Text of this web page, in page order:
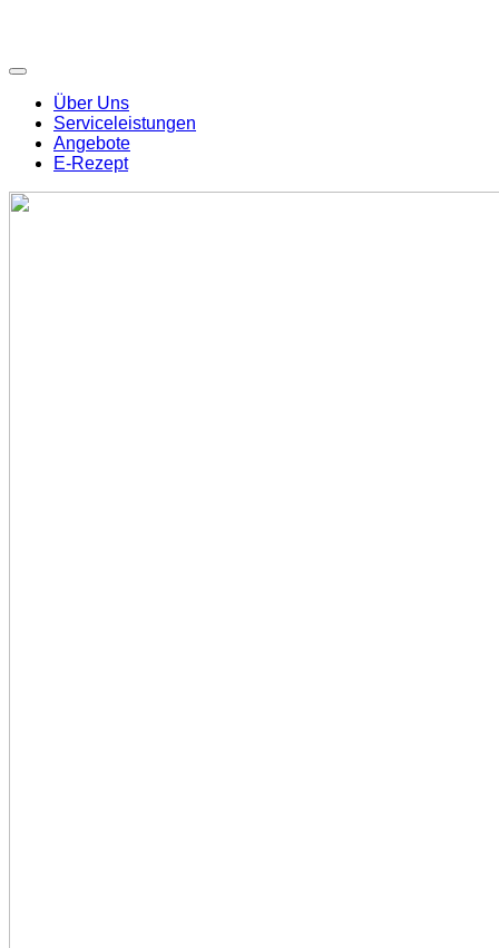
Über Uns
Serviceleistungen
Angebote
E-Rezept